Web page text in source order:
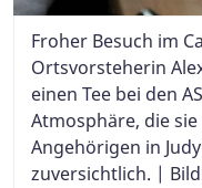
Froher Besuch im
Ortsvorsteherin
einen Tee bei den
Atmosphäre, die
Angehörigen in
zuversichtlich. |